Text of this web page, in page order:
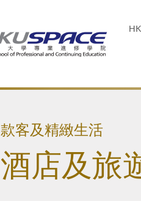
款客及精緻生活
酒店及旅